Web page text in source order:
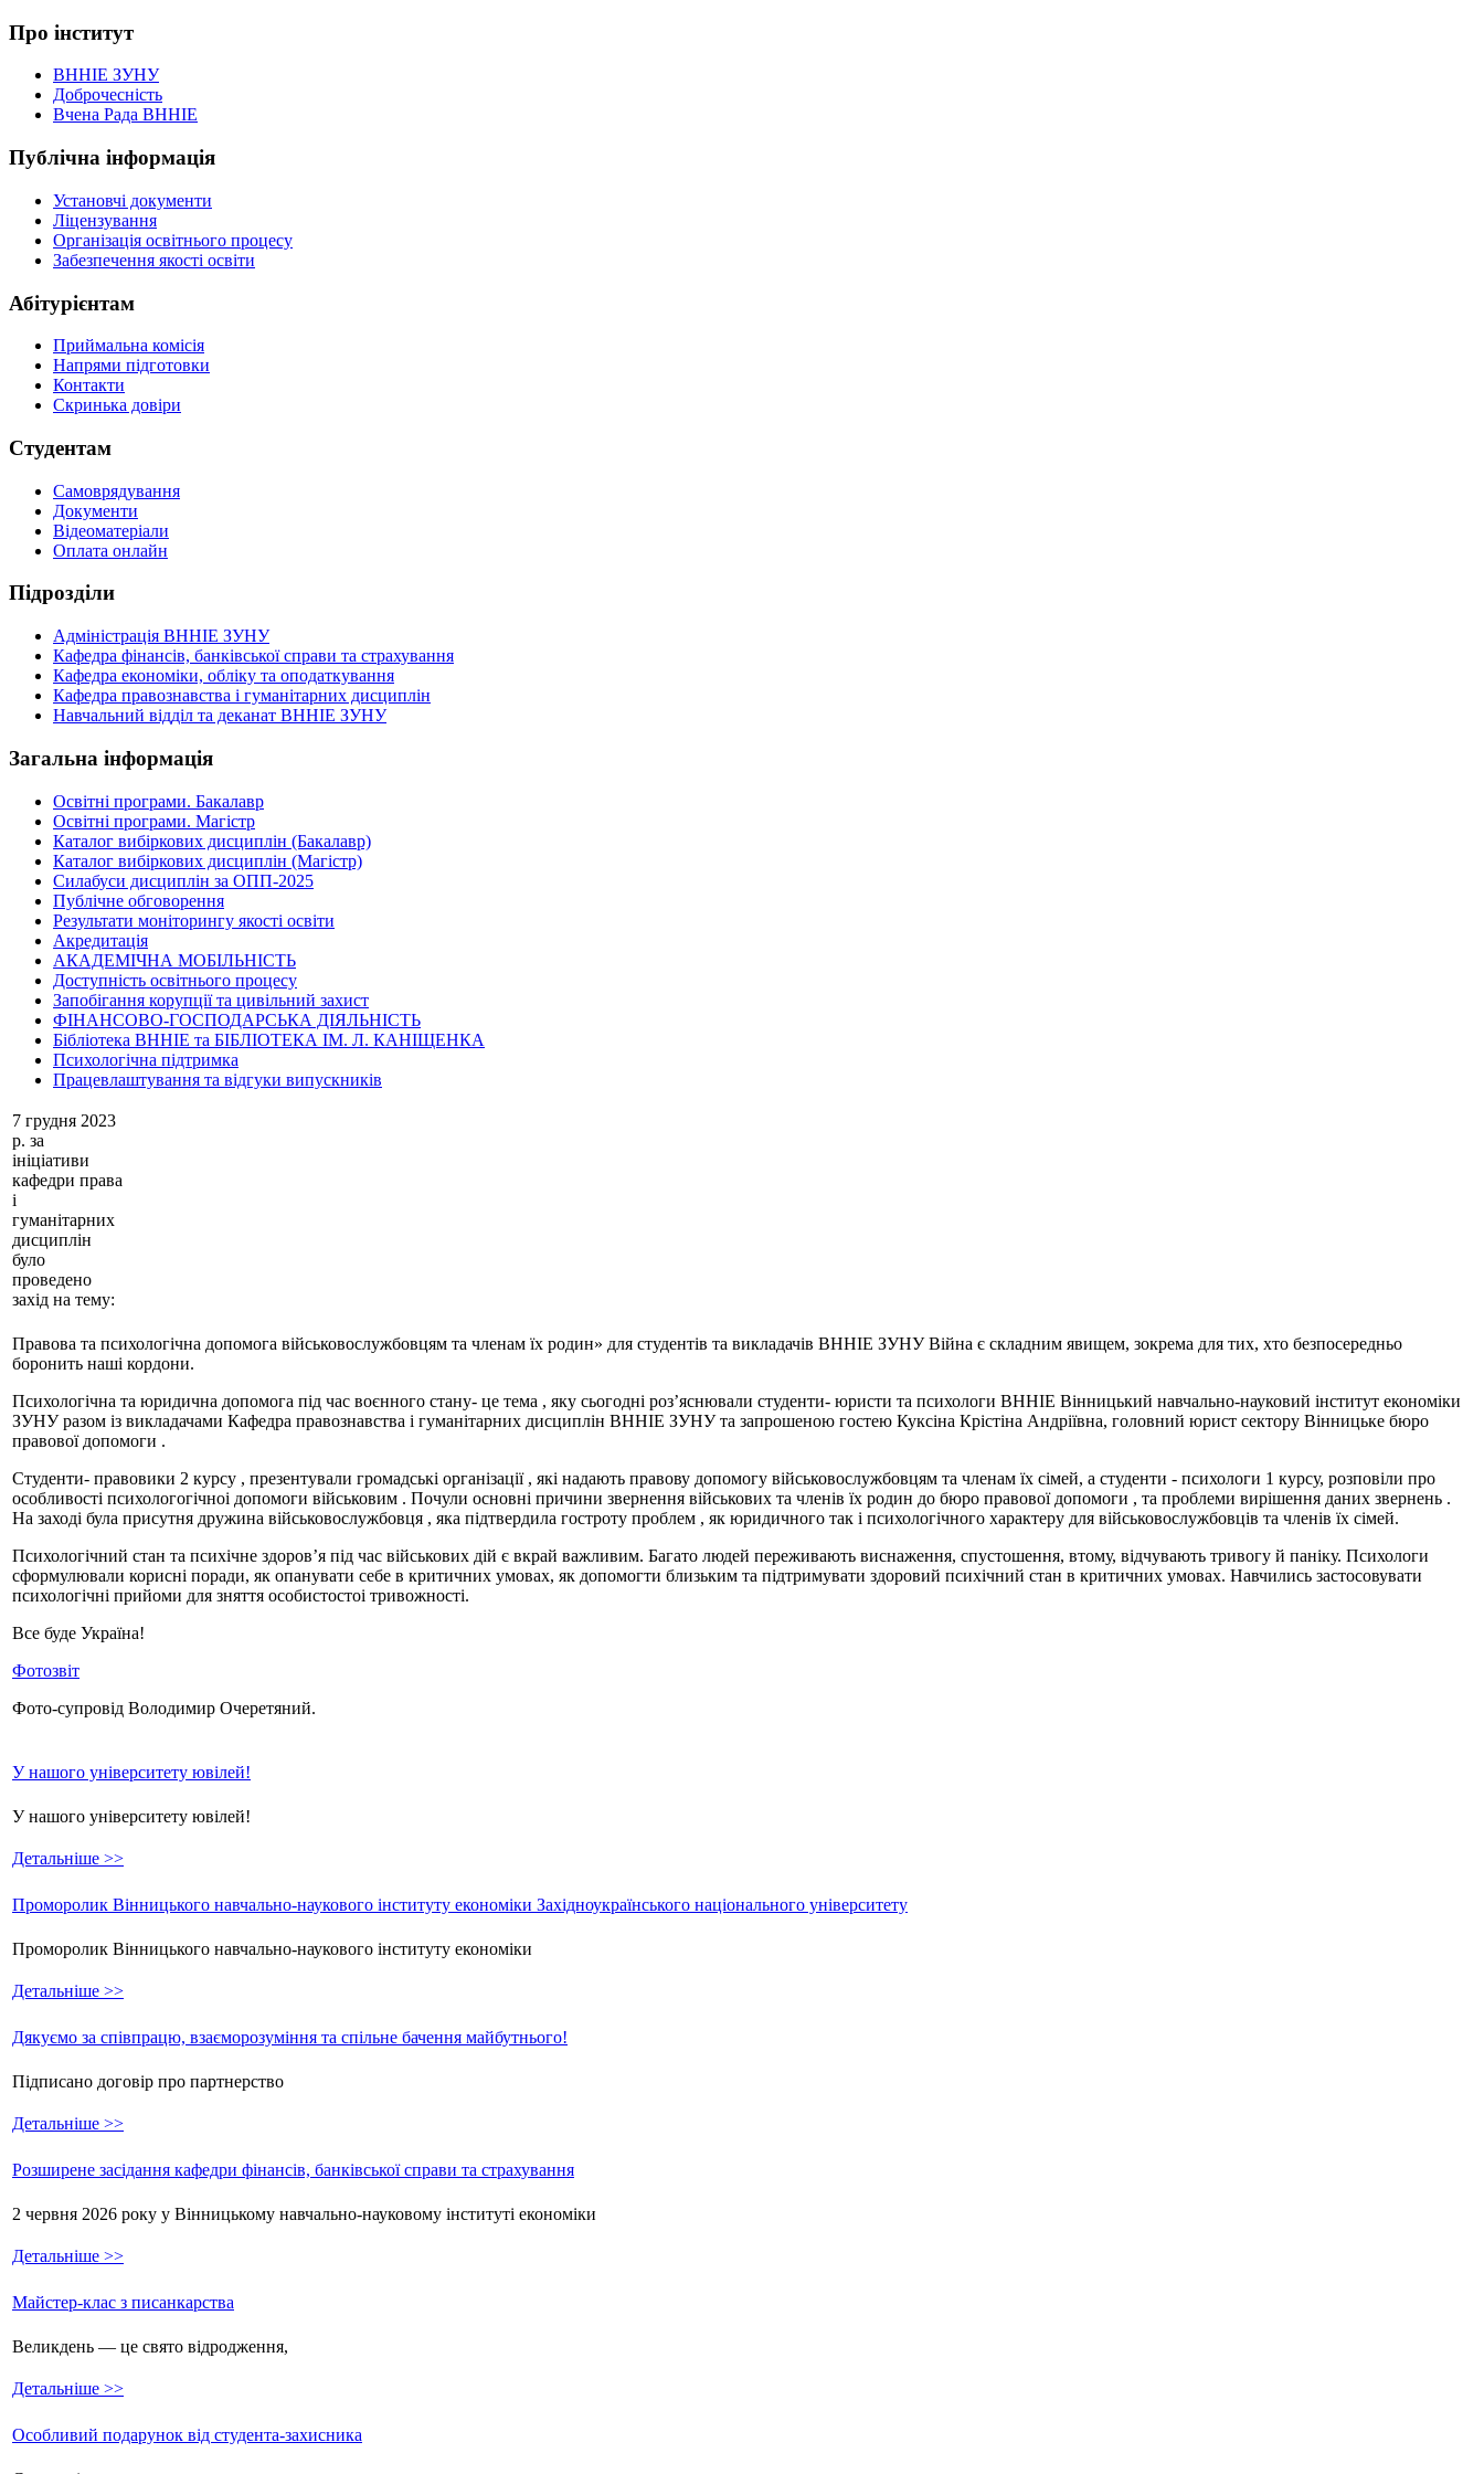
Про інститут
ВННІЕ ЗУНУ
Доброчесність
Вчена Рада ВННІЕ
Публічна інформація
Установчі документи
Ліцензування
Організація освітнього процесу
Забезпечення якості освіти
Абітурієнтам
Приймальна комісія
Напрями підготовки
Контакти
Скринька довіри
Студентам
Самоврядування
Документи
Відеоматеріали
Оплата онлайн
Підрозділи
Адміністрація ВННІЕ ЗУНУ
Кафедра фінансів, банківської справи та страхування
Кафедра економіки, обліку та оподаткування
Кафедра правознавства і гуманітарних дисциплін
Навчальний відділ та деканат ВННІЕ ЗУНУ
Загальна інформація
Освітні програми. Бакалавр
Освітні програми. Магістр
Каталог вибіркових дисциплін (Бакалавр)
Каталог вибіркових дисциплін (Магістр)
Силабуси дисциплін за ОПП-2025
Публічне обговорення
Результати моніторингу якості освіти
Акредитація
АКАДЕМІЧНА МОБІЛЬНІСТЬ
Доступність освітнього процесу
Запобігання корупції та цивільний захист
ФІНАНСОВО-ГОСПОДАРСЬКА ДІЯЛЬНІСТЬ
Бібліотека ВННІЕ та БІБЛІОТЕКА ІМ. Л. КАНІЩЕНКА
Психологічна підтримка
Працевлаштування та відгуки випускників
7 грудня 2023
р. за
ініціативи
кафедри права
і
гуманітарних
дисциплін
було
проведено
захід на тему:
Правова та психологічна допомога військовослужбовцям та членам їх родин» для студентів та викладачів ВННІЕ ЗУНУ Війна є складним явищем, зокрема для тих, хто безпосередньо
боронить наші кордони.
Психологічна та юридична допомога під час воєнного стану- це тема , яку сьогодні розʼяснювали студенти- юристи та психологи ВННІЕ Вінницький навчально-науковий інститут економіки
ЗУНУ разом із викладачами Кафедра правознавства і гуманітарних дисциплін ВННІЕ ЗУНУ та запрошеною гостею Куксіна Крістіна Андріївна, головний юрист сектору Вінницьке бюро
правової допомоги .
Студенти- правовики 2 курсу , презентували громадські організації , які надають правову допомогу військовослужбовцям та членам їх сімей, а студенти - психологи 1 курсу, розповіли про
особливості психологогічноі допомоги військовим . Почули основні причини звернення військових та членів їх родин до бюро правової допомоги , та проблеми вирішення даних звернень .
На заході була присутня дружина військовослужбовця , яка підтвердила гостроту проблем , як юридичного так і психологічного характеру для військовослужбовців та членів їх сімей.
Психологічний стан та психічне здоров’я під час військових дій є вкрай важливим. Багато людей переживають виснаження, спустошення, втому, відчувають тривогу й паніку. Психологи
сформулювали корисні поради, як опанувати себе в критичних умовах, як допомогти близьким та підтримувати здоровий психічний стан в критичних умовах. Навчились застосовувати
психологічні прийоми для зняття особистостоі тривожності.
Все буде Україна!
Фотозвіт
Фото-супровід Володимир Очеретяний.
У нашого університету ювілей!
У нашого університету ювілей!
Детальніше >>
Проморолик Вінницького навчально-наукового інституту економіки Західноукраїнського національного університету
Проморолик Вінницького навчально-наукового інституту економіки
Детальніше >>
Дякуємо за співпрацю, взаєморозуміння та спільне бачення майбутнього!
Підписано договір про партнерство
Детальніше >>
Розширене засідання кафедри фінансів, банківської справи та страхування
2 червня 2026 року у Вінницькому навчально-науковому інституті економіки
Детальніше >>
Майстер-клас з писанкарства
Великдень — це свято відродження,
Детальніше >>
Особливий подарунок від студента-захисника